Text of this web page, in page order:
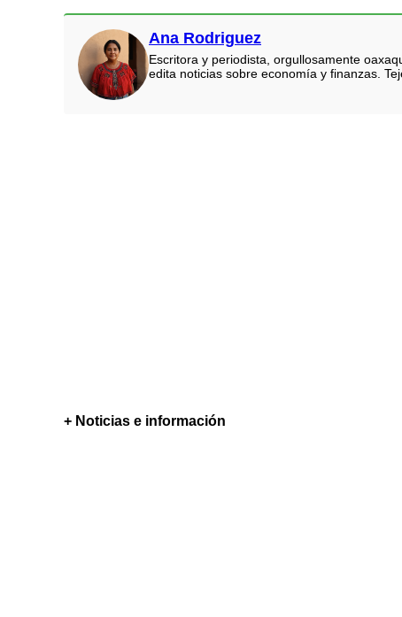
Ana Rodriguez
Escritora y periodista, orgullosamente
edita noticias sobre economía y finanzas.
+ Noticias e información